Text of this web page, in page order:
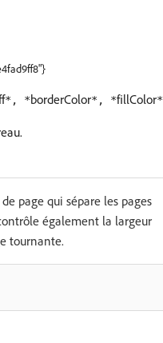
*, *borderColor*, *fillColor*
page qui sépare les pages
également la largeur
tournante.